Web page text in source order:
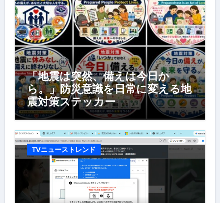
「地震は突然、備えは今日か
ら。」防災意識を日常に変える地
震対策ステッカー
TVニューストレンド